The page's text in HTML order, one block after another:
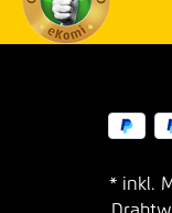
* inkl.